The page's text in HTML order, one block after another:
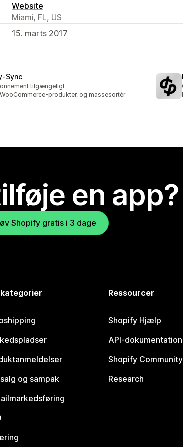
Website
Miami, FL, US
15. marts 2017
tilgængeligt
produkter, og massesortér
en app?
Shopify gratis i 3 dage
og sampak
Ressourcer
Shopify Hjælp
API-dokumentation
Shopify Community
Research